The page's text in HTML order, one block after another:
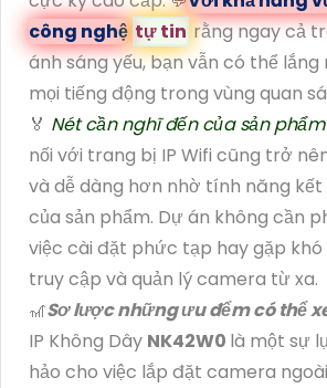
công nghệ tự tin rằng ngay cả
ánh sáng yếu, bạn vẫn có thể
mọi tiếng động trong vùng quan
️🏅 Nét cần nghĩ đến của sản
nối với trang bị IP Wifi cũng trở
và dễ dàng hơn nhờ tính năng
của sản phẩm. Dự án không cần
việc cài đặt phức tạp hay gặp khó
truy cập và quản lý camera từ xa.
🎢Sơ lược những ưu đểm có thể
IP Không Dây NK42W0 là một sự
hảo cho việc lắp đặt camera